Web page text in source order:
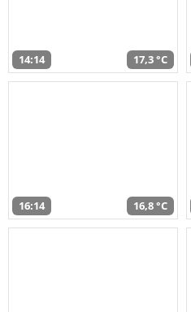
14:14 17,3 °C
16:14 16,8 °C